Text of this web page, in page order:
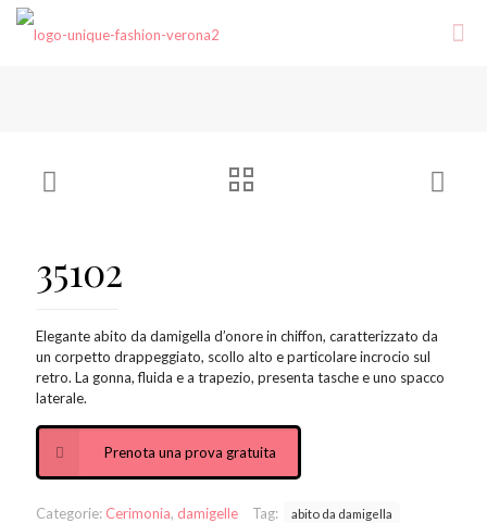
35102
Elegante abito da damigella d’onore in chiffon, caratterizzato da
un corpetto drappeggiato, scollo alto e particolare incrocio sul
retro. La gonna, fluida e a trapezio, presenta tasche e uno spacco
laterale.
Prenota una prova gratuita
Categorie: Cerimonia, damigelle Tag:
abito da damigella